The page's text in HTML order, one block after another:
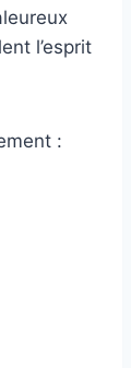
l’esprit
: